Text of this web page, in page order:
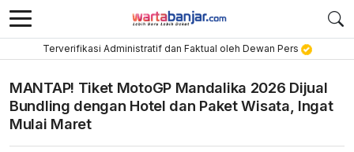
Terverifikasi Administratif dan Faktual oleh Dewan Pers
MANTAP! Tiket MotoGP Mandalika 2026 Dijual
Bundling dengan Hotel dan Paket Wisata, Ingat
Mulai Maret